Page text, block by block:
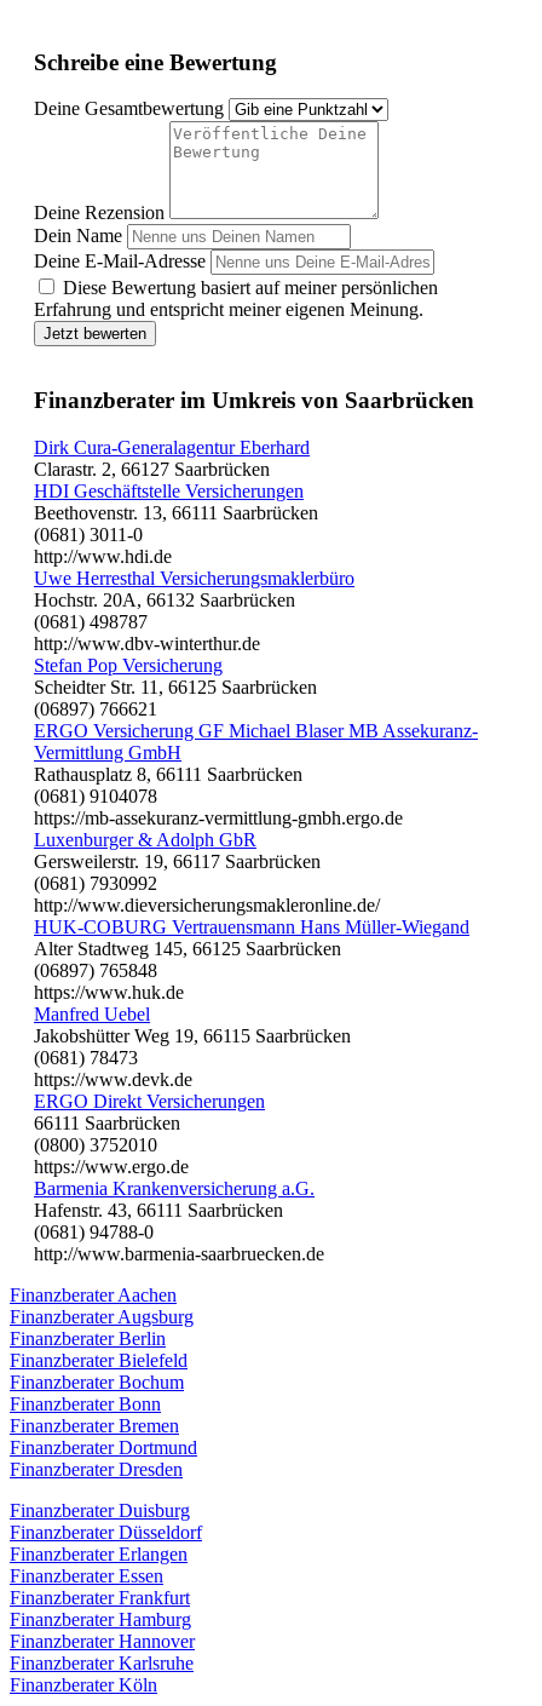
Schreibe eine Bewertung
Deine Gesamtbewertung
Deine Rezension
Dein Name
Deine E-Mail-Adresse
Diese Bewertung basiert auf meiner persönlichen
Erfahrung und entspricht meiner eigenen Meinung.
Jetzt bewerten
Finanzberater im Umkreis von Saarbrücken
Dirk Cura-Generalagentur Eberhard
Clarastr. 2, 66127 Saarbrücken
HDI Geschäftstelle Versicherungen
Beethovenstr. 13, 66111 Saarbrücken
(0681) 3011-0
http://www.hdi.de
Uwe Herresthal Versicherungsmaklerbüro
Hochstr. 20A, 66132 Saarbrücken
(0681) 498787
http://www.dbv-winterthur.de
Stefan Pop Versicherung
Scheidter Str. 11, 66125 Saarbrücken
(06897) 766621
ERGO Versicherung GF Michael Blaser MB Assekuranz-
Vermittlung GmbH
Rathausplatz 8, 66111 Saarbrücken
(0681) 9104078
https://mb-assekuranz-vermittlung-gmbh.ergo.de
Luxenburger & Adolph GbR
Gersweilerstr. 19, 66117 Saarbrücken
(0681) 7930992
http://www.dieversicherungsmakleronline.de/
HUK-COBURG Vertrauensmann Hans Müller-Wiegand
Alter Stadtweg 145, 66125 Saarbrücken
(06897) 765848
https://www.huk.de
Manfred Uebel
Jakobshütter Weg 19, 66115 Saarbrücken
(0681) 78473
https://www.devk.de
ERGO Direkt Versicherungen
66111 Saarbrücken
(0800) 3752010
https://www.ergo.de
Barmenia Krankenversicherung a.G.
Hafenstr. 43, 66111 Saarbrücken
(0681) 94788-0
http://www.barmenia-saarbruecken.de
Finanzberater Aachen
Finanzberater Augsburg
Finanzberater Berlin
Finanzberater Bielefeld
Finanzberater Bochum
Finanzberater Bonn
Finanzberater Bremen
Finanzberater Dortmund
Finanzberater Dresden
Finanzberater Duisburg
Finanzberater Düsseldorf
Finanzberater Erlangen
Finanzberater Essen
Finanzberater Frankfurt
Finanzberater Hamburg
Finanzberater Hannover
Finanzberater Karlsruhe
Finanzberater Köln